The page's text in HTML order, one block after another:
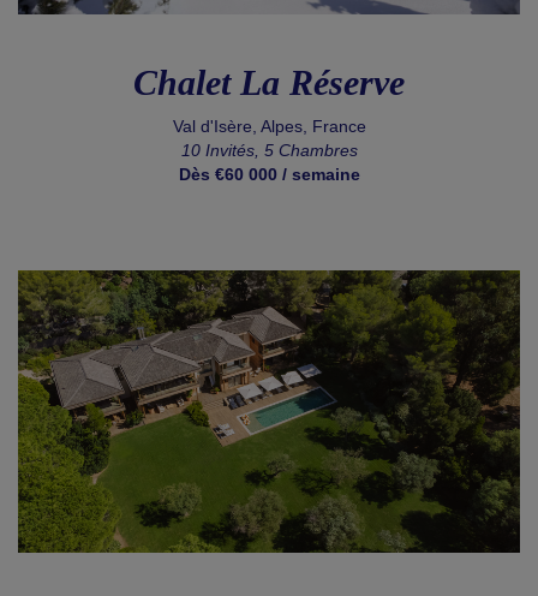
Chalet La Réserve
Val d'Isère, Alpes, France
10 Invités, 5 Chambres
Dès €60 000 / semaine